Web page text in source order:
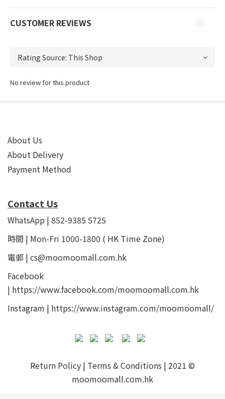
CUSTOMER REVIEWS
No review for this product
About Us
About Delivery
Payment Method
Contact Us
WhatsApp | 852-9385 5725
時間 | Mon-Fri 1000-1800 ( HK Time Zone)
電郵 | cs@moomoomall.com.hk
Facebook
| https://www.facebook.com/moomoomall.com.hk
Instagram | https://www.instagram.com/moomoomall/
Return Policy | Terms & Conditions | 2021 ©
moomoomall.com.hk